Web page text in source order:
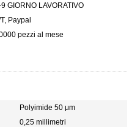
GIORNO LAVORATIVO
Paypal
pezzi al mese
Polyimide 50 μm
0,25 millimetri